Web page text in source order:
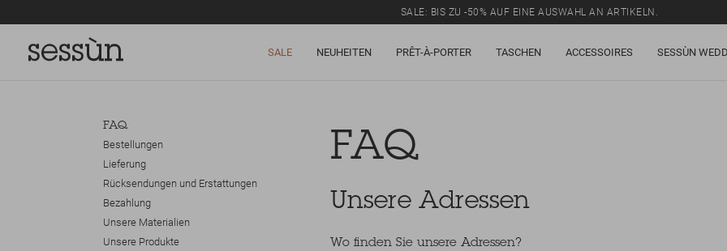
SALE: BIS ZU -50% AUF EINE AUSWAHL AN ARTIKELN.
SALE NEUHEITEN PRÊT-À-PORTER TASCHEN ACCESSOIRES SESSÙN
FAQ
Bestellungen
Lieferung
Rücksendungen und Erstattungen
Bezahlung
Unsere Materialien
Unsere Produkte
FAQ
Unsere Adressen
Wo finden Sie unsere Adressen?